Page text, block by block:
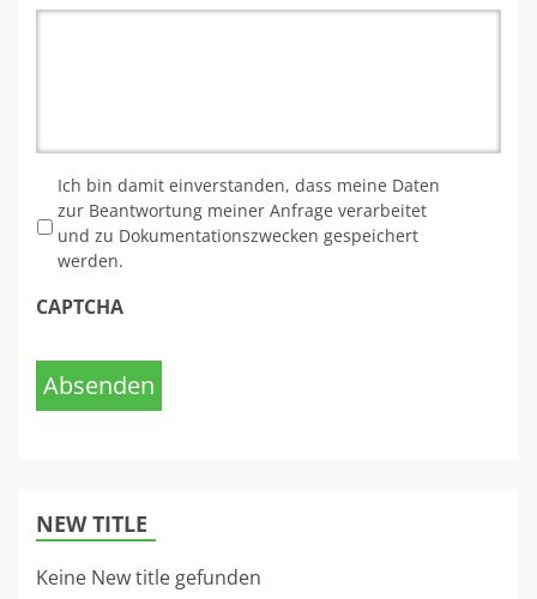
Ich bin damit einverstanden, dass meine Daten
zur Beantwortung meiner Anfrage verarbeitet
und zu Dokumentationszwecken gespeichert
werden.
CAPTCHA
Absenden
NEW TITLE
Keine New title gefunden